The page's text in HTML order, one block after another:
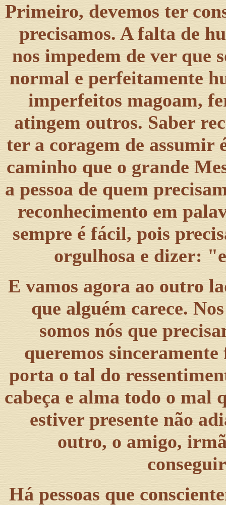
Primeiro, devemos ter
precisamos. A falta de
nos impedem de ver que
normal e perfeitamente
imperfeitos magoam,
atingem outros. Saber
ter a coragem de assumir
caminho que o grande
a pessoa de quem
reconhecimento em
sempre é fácil, pois
orgulhosa e dizer:
E vamos agora ao outro
que alguém carece.
somos nós que
queremos
porta o tal do
cabeça e alma todo o mal
estiver presente não
outro, o amigo,
Há pessoas que